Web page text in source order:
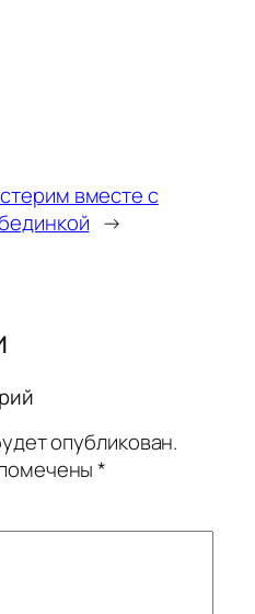
вместе с
→
опубликован.
*